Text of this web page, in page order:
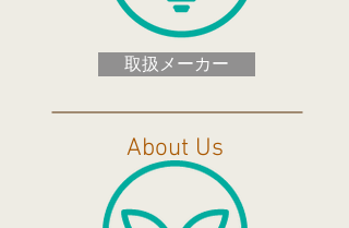
取扱メーカー
About Us